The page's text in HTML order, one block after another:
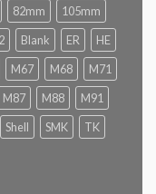
82mm
105mm
Blank ER
HE
M67 M68
M71
M87 M88
M91
Shell SMK
TK